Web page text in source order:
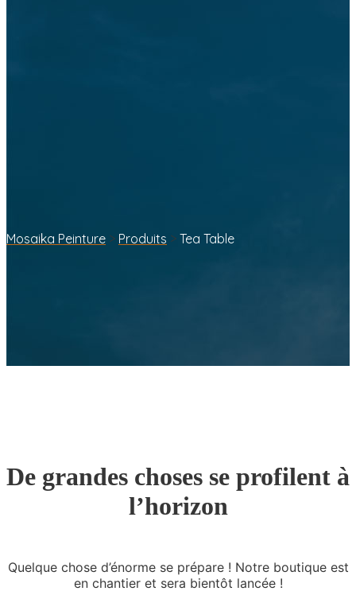
Mosaika Peinture > Produits > Tea Table
De grandes choses se profilent à
l’horizon
Quelque chose d’énorme se prépare ! Notre boutique est
en chantier et sera bientôt lancée !